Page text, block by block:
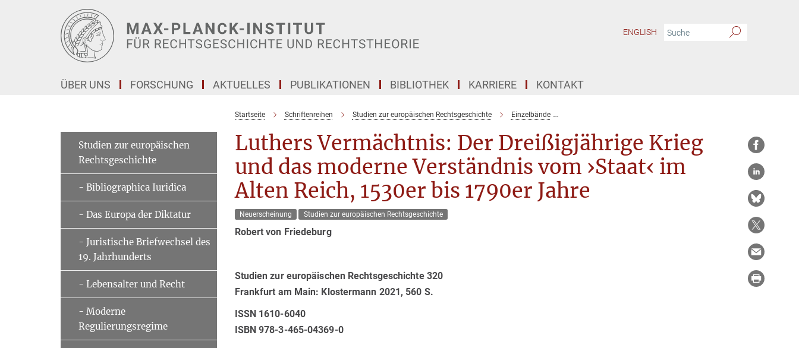
ENGLISH
ÜBER UNS FORSCHUNG AKTUELLES PUBLIKATIONEN BIBLIOTHEK KARRIERE KONTAKT
Startseite Schriftenreihen Studien zur europäischen Rechtsgeschichte Einzelbände
Luthers Vermächtnis: Der Dreißigjährige Krieg
und das moderne Verständnis vom ›Staat‹ im
Alten Reich, 1530er bis 1790er Jahre
Neuerscheinung Studien zur europäischen Rechtsgeschichte
Robert von Friedeburg
Studien zur europäischen Rechtsgeschichte 320
Frankfurt am Main: Klostermann 2021, 560 S.
ISSN 1610-6040
ISBN 978-3-465-04369-0
Studien zur europäischen
Rechtsgeschichte
- Bibliographica Iuridica
- Das Europa der Diktatur
- Juristische Briefwechsel des
19. Jahrhunderts
- Lebensalter und Recht
- Moderne
Regulierungsregime